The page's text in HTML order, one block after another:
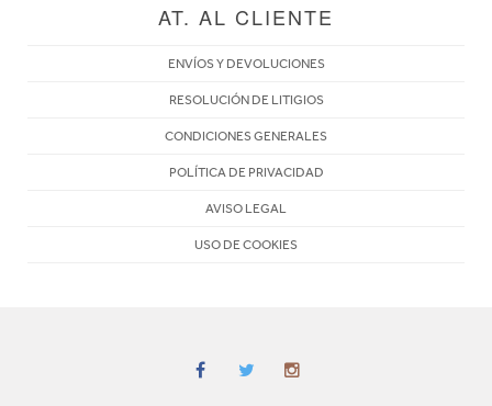
AT. AL CLIENTE
ENVÍOS Y DEVOLUCIONES
RESOLUCIÓN DE LITIGIOS
CONDICIONES GENERALES
POLÍTICA DE PRIVACIDAD
AVISO LEGAL
USO DE COOKIES